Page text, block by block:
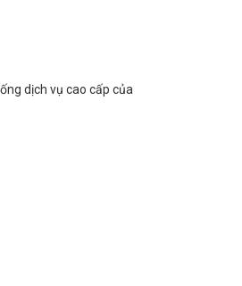
dịch vụ cao cấp của